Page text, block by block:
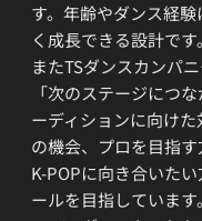
す。年齢やダンス経
く成長できる設計です。
またTSダンスカンパ
「次のステージにつ
ーディションに向け
の機会、プロを目指
K-POPに向き合いた
ールを目指しています。